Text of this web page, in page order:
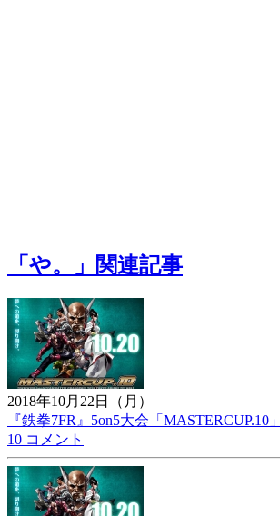
「や。」関連記事
2018年10月22日（月）
『鉄拳7FR』5on5大会「MASTERCUP.10
10 コメント